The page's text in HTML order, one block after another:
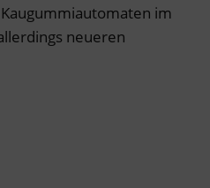
im
neueren